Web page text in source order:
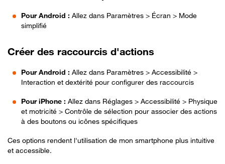
Pour Android : Allez dans Paramètres > Écran > Mode
simplifié
Créer des raccourcis d'actions
Pour Android : Allez dans Paramètres > Accessibilité >
Interaction et dextérité pour configurer des raccourcis
Pour iPhone : Allez dans Réglages > Accessibilité > Physique
et motricité > Contrôle de sélection pour associer des actions
à des boutons ou icônes spécifiques
Ces options rendent l'utilisation de mon smartphone plus intuitive
et accessible.